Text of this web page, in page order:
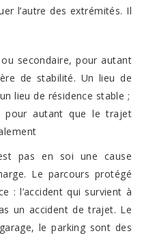
l’autre des extrémités. Il
ou secondaire, pour autant
de stabilité. Un lieu de
lieu de résidence stable ;
pour autant que le trajet
pas en soi une cause
Le parcours protégé
: l’accident qui survient à
un accident de trajet. Le
le parking sont des